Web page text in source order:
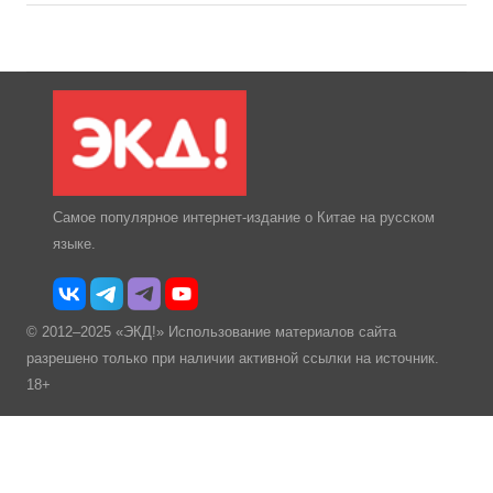
Самое популярное интернет-издание о Китае на русском
языке.
© 2012–2025 «ЭКД!» Использование материалов сайта
разрешено только при наличии активной ссылки на источник.
18+